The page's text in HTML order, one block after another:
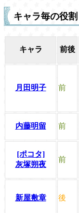
キャラ毎の役割
キャラ 前後
月田明子 前
内藤明留 前
[ポコタ]
灰塚朔夜
前
新屋敷章 後